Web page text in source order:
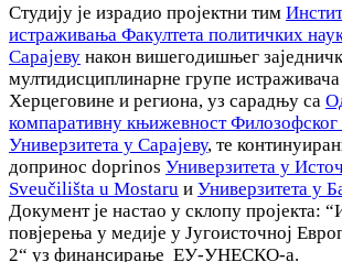
Студију је израдио пројектни тим
истраживања Факултета политичких
Сарајеву након вишегодишњег
мултидисциплинарне групе
Херцеговине и региона, уз сарадњу са
компаративну књижевност Филозофског
Универзитета у Сарајеву, те
допринос doprinos Универзитета у
Sveučilišta u Mostaru и Универзитета у
Документ је настао у склопу пројекта:
повјерења у медије у Југоисточној
2“ уз финансирање ЕУ-УНЕСКО-а.